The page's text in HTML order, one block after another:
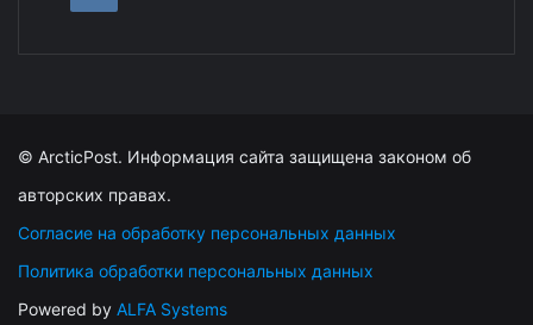
© ArcticPost. Информация сайта защищена законом об
авторских правах.
Согласие на обработку персональных данных
Политика обработки персональных данных
Powered by ALFA Systems